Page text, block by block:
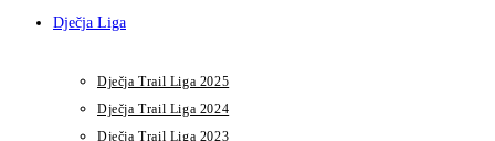
Dječja Liga
Dječja Trail Liga 2025
Dječja Trail Liga 2024
Dječja Trail Liga 2023